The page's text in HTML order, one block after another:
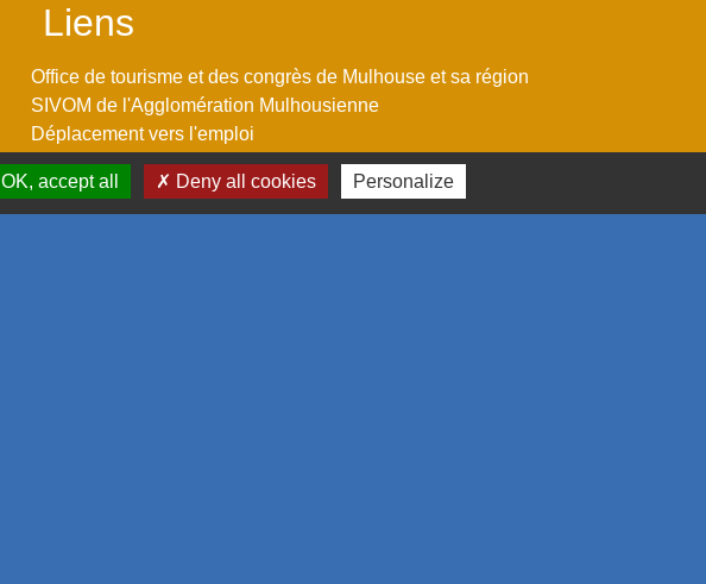
Liens
Office de tourisme et des congrès de Mulhouse et sa région
SIVOM de l'Agglomération Mulhousienne
Déplacement vers l'emploi
M2A
GPPEP
OK, accept all Deny all cookies Personalize